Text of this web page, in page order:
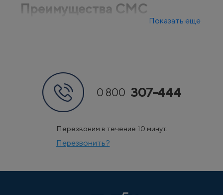
Преимущества СМС
сотрудничества. Мы предлагаем:
Максимально эффективная массовая рассылка
детального отчета, доставка в течение суток.
Создается динамическое имя отправителя
SMS-уведомлений и международных сообщений.
Показать еще
0 800 307-444
Перезвоним в течение 10 минут.
Перезвонить?